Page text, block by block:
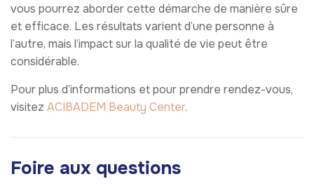
vous pourrez aborder cette démarche de manière sûre
et efficace. Les résultats varient d’une personne à
l’autre, mais l’impact sur la qualité de vie peut être
considérable.
Pour plus d’informations et pour prendre rendez-vous,
visitez ACIBADEM Beauty Center.
Foire aux questions